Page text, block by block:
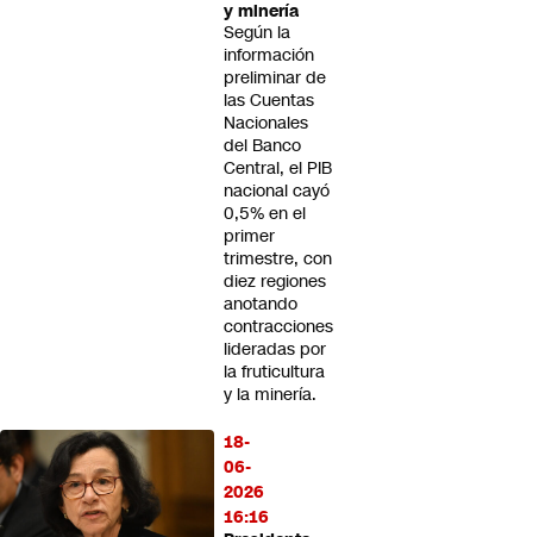
y minería
Según la
información
preliminar de
las Cuentas
Nacionales
del Banco
Central, el PIB
nacional cayó
0,5% en el
primer
trimestre, con
diez regiones
anotando
contracciones
lideradas por
la fruticultura
y la minería.
18-
06-
2026
16:16